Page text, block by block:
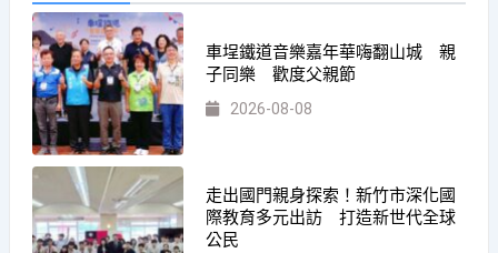
車埕鐵道音樂嘉年華嗨翻山城 親
子同樂 歡度父親節
2026-08-08
走出國門親身探索！新竹市深化國
際教育多元出訪 打造新世代全球
公民